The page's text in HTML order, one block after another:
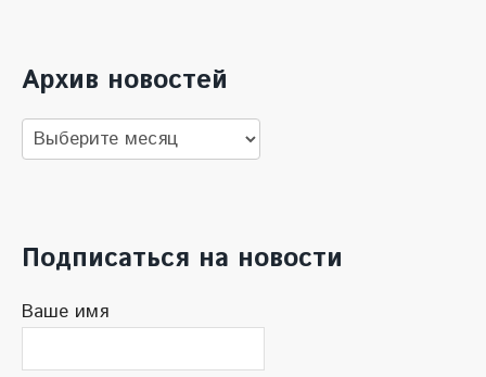
Архив новостей
Архив
новостей
Подписаться на новости
Ваше имя